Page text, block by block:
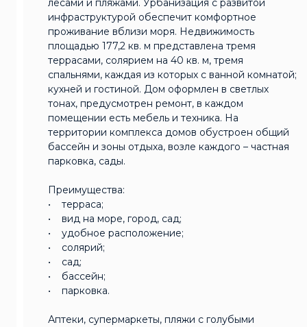
лесами и пляжами. Урбанизация с развитой
инфраструктурой обеспечит комфортное
проживание вблизи моря. Недвижимость
площадью 177,2 кв. м представлена тремя
террасами, солярием на 40 кв. м, тремя
спальнями, каждая из которых с ванной комнатой;
кухней и гостиной. Дом оформлен в светлых
тонах, предусмотрен ремонт, в каждом
помещении есть мебель и техника. На
территории комплекса домов обустроен общий
бассейн и зоны отдыха, возле каждого – частная
парковка, сады.
Преимущества:
• терраса;
• вид на море, город, сад;
• удобное расположение;
• солярий;
• сад;
• бассейн;
• парковка.
Аптеки, супермаркеты, пляжи с голубыми